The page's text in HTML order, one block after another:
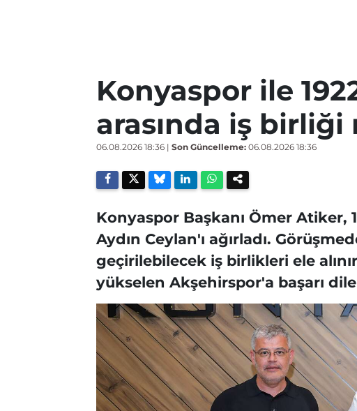
Konyaspor ile
arasında iş birliği
06.08.2026 18:36 | Son Güncelleme: 06.08.2026 18:36
Konyaspor Başkanı Ömer Atiker,
Aydın Ceylan'ı ağırladı.
geçirilebilecek iş birlikleri ele
yükselen Akşehirspor'a başarı